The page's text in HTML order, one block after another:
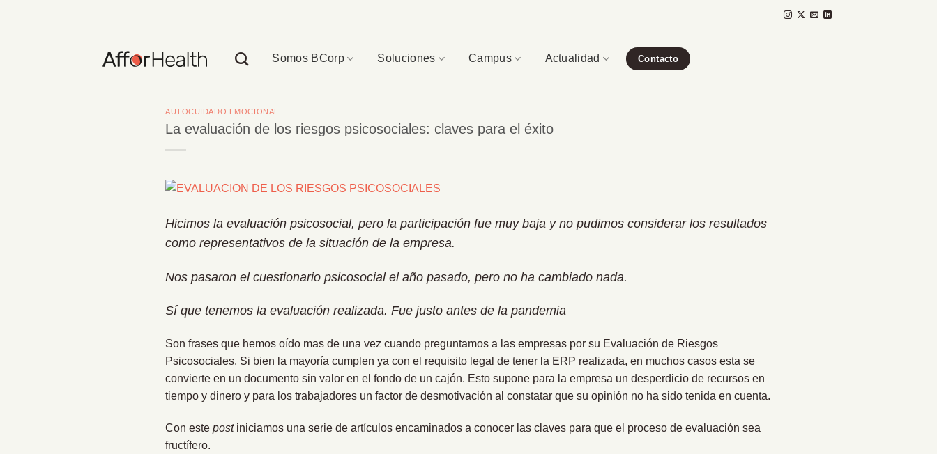
Somos BCorp
Soluciones Campus Actualidad Contacto
AUTOCUIDADO EMOCIONAL
La evaluación de los riesgos psicosociales: claves para el éxito
Hicimos la evaluación psicosocial, pero la participación fue muy baja y no pudimos considerar los resultados
como representativos de la situación de la empresa.
Nos pasaron el cuestionario psicosocial el año pasado, pero no ha cambiado nada.
Sí que tenemos la evaluación realizada. Fue justo antes de la pandemia
Son frases que hemos oído mas de una vez cuando preguntamos a las empresas por su Evaluación de Riesgos
Psicosociales. Si bien la mayoría cumplen ya con el requisito legal de tener la ERP realizada, en muchos casos esta se
convierte en un documento sin valor en el fondo de un cajón. Esto supone para la empresa un desperdicio de recursos en
tiempo y dinero y para los trabajadores un factor de desmotivación al constatar que su opinión no ha sido tenida en cuenta.
Con este postiniciamos una serie de artículos encaminados a conocer las claves para que el proceso de evaluación sea
fructífero.